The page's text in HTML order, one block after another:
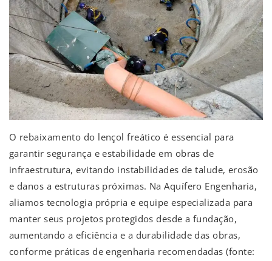
O rebaixamento do lençol freático é essencial para
garantir segurança e estabilidade em obras de
infraestrutura, evitando instabilidades de talude, erosão
e danos a estruturas próximas. Na Aquífero Engenharia,
aliamos tecnologia própria e equipe especializada para
manter seus projetos protegidos desde a fundação,
aumentando a eficiência e a durabilidade das obras,
conforme práticas de engenharia recomendadas (fonte: